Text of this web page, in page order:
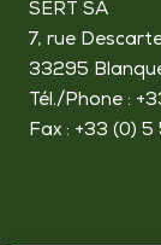
SERT SA
7, rue
33295
Tél./Phone :
Fax : +33 (0)